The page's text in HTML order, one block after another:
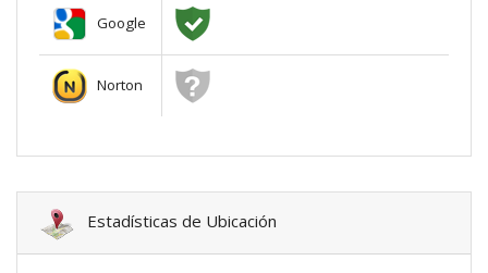
Google
Norton
Estadísticas de Ubicación